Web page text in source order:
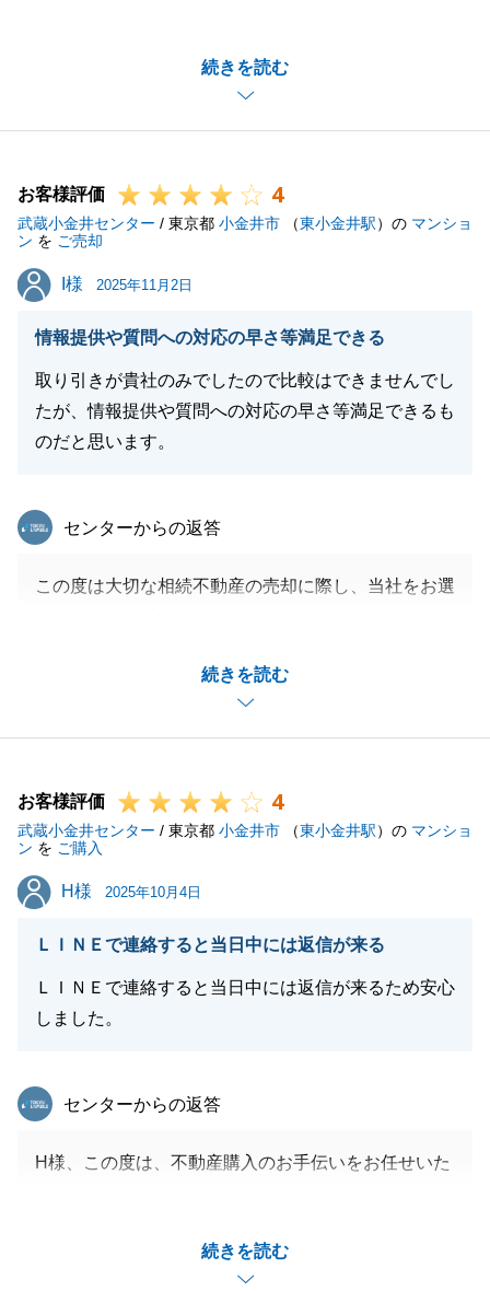
続きを読む
約の内容や手続きに関して説明してくださり、父や
母、そして私も大変安心しました。」という有難いお
言葉を頂戴しましたが、いつも心がけていることです
ました。
当社の提案に対し、ご理解頂いたことで、無事ご成約
することが出来ました。
その後も、ご親族との間で大変な思いをさせてしまい
N様の多大なご協力のおかげでした。
最後に、また不動産のことでご質問・ご要望・お困り
事がございましたら、お気軽にお申し付けください。
今後とも宜しくお願いいたします。
お客様評価 4
武蔵小金井センター / 東京都 小金井市 （東小金井駅）の マンショ
ン を ご売却
I様
I様 2025年11月2日
情報提供や質問への対応の早さ等満足できる
取り引きが貴社のみでしたので比較はできませんでし
たが、情報提供や質問への対応の早さ等満足できるも
のだと思います。
続きを読む
東急リバブル
センターからの返答
この度は大切な相続不動産の売却に際し、当社をお選
ムーズにお取引を終えることができたと思います。
今後も不動産関連でお困りのとこがございましたら、
お気軽にご相談くださいませ。
閉じる
お客様評価 4
武蔵小金井センター / 東京都 小金井市 （東小金井駅）の マンショ
ン を ご購入
H様
H様 2025年10月4日
ＬＩＮＥで連絡すると当日中には返信が来る
ＬＩＮＥで連絡すると当日中には返信が来るため安心
しました。
続きを読む
東急リバブル
センターからの返答
H様、この度は、不動産購入のお手伝いをお任せいた
H様にいつもご丁寧、ご迅速にご対応いただけたから